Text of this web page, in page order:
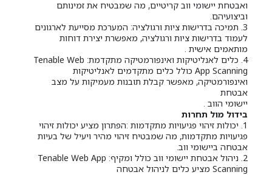
ואבטחת יישומי ווב קריטיים, מה שמבטיח את זמינותם
וביצועיהם.
3. תמיכה בדרישות ציות ורגולציה: המערכת מסייעת לארגונים
לעמוד בדרישות ציות ורגולציה, מאפשרת יצירת דוחות
מותאמים אישית .
4. כלים לאנליטיקות ואינפורמטיקה מתקדמת: Tenable Web
App Scanning כולל כלים מתקדמים לאנליטיקות
ואינפורמטיקה, מאפשר קבלת תובנות מעמיקות על מצב
אבטחת
יישומי הווב .
בידול מול תחרות
1. יכולות זיהוי פגיעויות מתקדמות :הפתרון מציע יכולות זיהוי
פגיעויות מתקדמות, מה שמבטיח זיהוי מהיר ויעיל של בעיות
אבטחה ביישומי ווב.
2. ניהול אבטחת יישומי ווב כולל ומקיף: Tenable Web App
Scanning מציע כלים לניהול אבטחה